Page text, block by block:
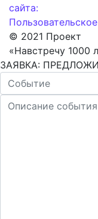
сайта:
© 2021 Проект
«Навстречу 1000
ЗАЯВКА: